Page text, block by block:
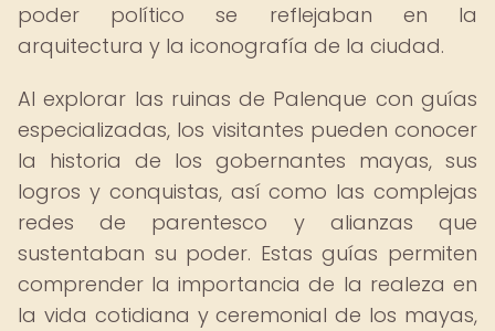
poder político se reflejaban en la
arquitectura y la iconografía de la ciudad.
Al explorar las ruinas de Palenque con guías
especializadas, los visitantes pueden conocer
la historia de los gobernantes mayas, sus
logros y conquistas, así como las complejas
redes de parentesco y alianzas que
sustentaban su poder. Estas guías permiten
comprender la importancia de la realeza en
la vida cotidiana y ceremonial de los mayas,